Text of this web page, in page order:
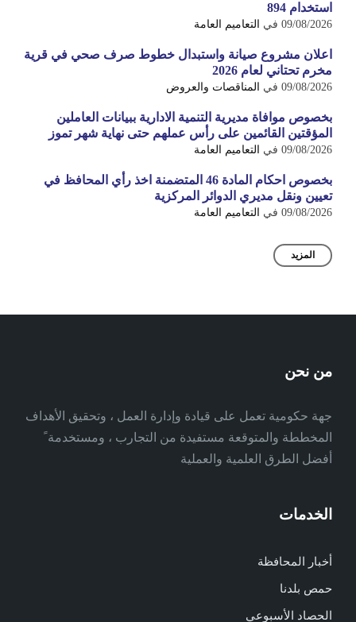
استخدام 894
09/08/2026 في التعاميم العامة
اعلان مشروع صيانة واستبدال خطوط صرف صحي في قرية
مخرم تحتاني لعام 2026
09/08/2026 في المناقصات والعروض
بخصوص موافاة مديرية التنمية الادارية ببيانات العاملين
المؤقتين القائمين على رأس عملهم حتى نهاية شهر تموز
09/08/2026 في التعاميم العامة
بخصوص احكام المادة 46 المتضمنة اخذ رأي المحافظ في
تعيين ونقل مديري الدوائر المركزية
09/08/2026 في التعاميم العامة
المزيد
من نحن
جهة حكومية تعمل على قيادة وإدارة العمل ، وتحقيق الأهداف
المخططة والمتوقعة مستفيدة من التجارب ، ومستخدمة ً
أفضل الطرق العلمية والعملية
الخدمات
أخبار المحافظة
حمص بلدنا
الحصاد الأسبوعي